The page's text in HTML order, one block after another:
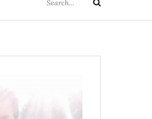
for:
Search